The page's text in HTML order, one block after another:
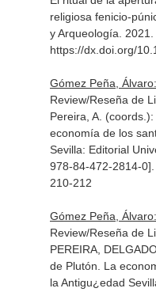
religiosa fenicio-
y Arqueología .
https://dx.doi.org/
Gómez Peña, Álvaro:
Review/Reseña de
Pereira, A.
economía de los
Sevilla: Editorial
978-84-472-2814-0].
210-212
Gómez Peña, Álvaro:
Review/Reseña de
PEREIRA,
de Plutón. La
la Antigu¿edad